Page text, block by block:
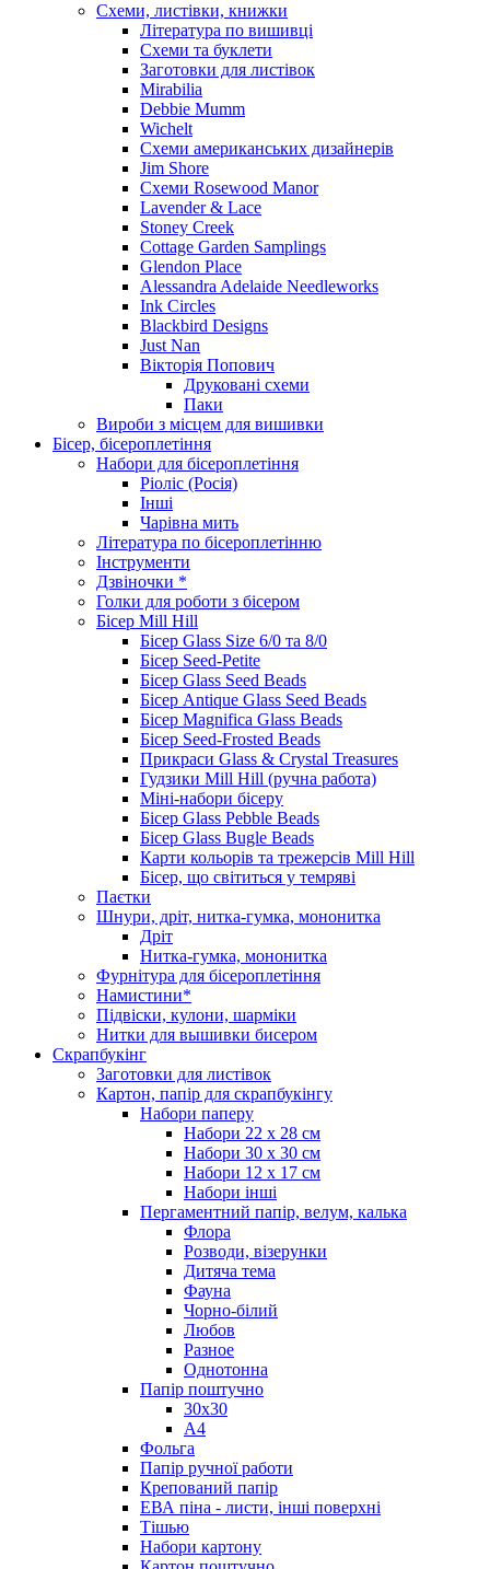
Схеми, листівки, книжки
Література по вишивці
Схеми та буклети
Заготовки для листівок
Mirabilia
Debbie Mumm
Wichelt
Схеми американських дизайнерів
Jim Shore
Cхеми Rosewood Manor
Lavender & Lace
Stoney Creek
Cottage Garden Samplings
Glendon Place
Alessandra Adelaide Needleworks
Ink Circles
Blackbird Designs
Just Nan
Вікторія Попович
Друковані схеми
Паки
Вироби з місцем для вишивки
Бісер, бісероплетіння
Набори для бісероплетіння
Ріоліс (Росія)
Інші
Чарівна мить
Література по бісероплетінню
Інструменти
Дзвіночки *
Голки для роботи з бісером
Бісер Mill Hill
Бісер Glass Size 6/0 та 8/0
Бісер Seed-Petite
Бісер Glass Seed Beads
Бісер Antique Glass Seed Beads
Бісер Magnifica Glass Beads
Бісер Seed-Frosted Beads
Прикраси Glass & Crystal Treasures
Гудзики Mill Hill (ручна работа)
Міні-набори бісеру
Бісер Glass Pebble Beads
Бісер Glass Bugle Beads
Карти кольорів та трежерсів Mill Hill
Бісер, що світиться у темряві
Паєтки
Шнури, дріт, нитка-гумка, мононитка
Дріт
Нитка-гумка, мононитка
Фурнітура для бісероплетіння
Намистини*
Підвіски, кулони, шарміки
Нитки для вышивки бисером
Скрапбукінг
Заготовки для листівок
Картон, папір для скрапбукінгу
Набори паперу
Набори 22 х 28 см
Набори 30 х 30 см
Набори 12 х 17 см
Набори інші
Пергаментний папір, велум, калька
Флора
Розводи, візерунки
Дитяча тема
Фауна
Чорно-білий
Любов
Разное
Однотонна
Папір поштучно
30х30
А4
Фольга
Папір ручної работи
Крепований папір
ЕВА піна - листи, інші поверхні
Тішью
Набори картону